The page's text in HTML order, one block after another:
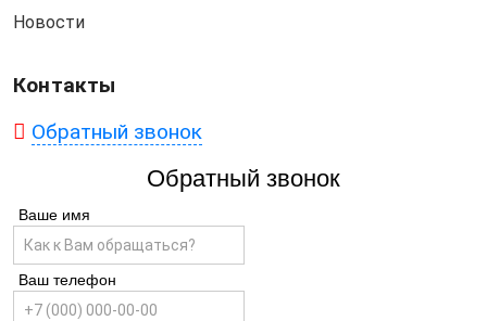
Новости
Контакты
Обратный звонок
Обратный звонок
Ваше имя
Ваш телефон